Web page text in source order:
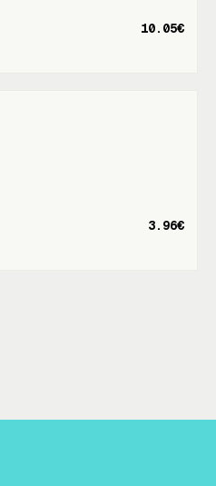
10.05€
3.96€